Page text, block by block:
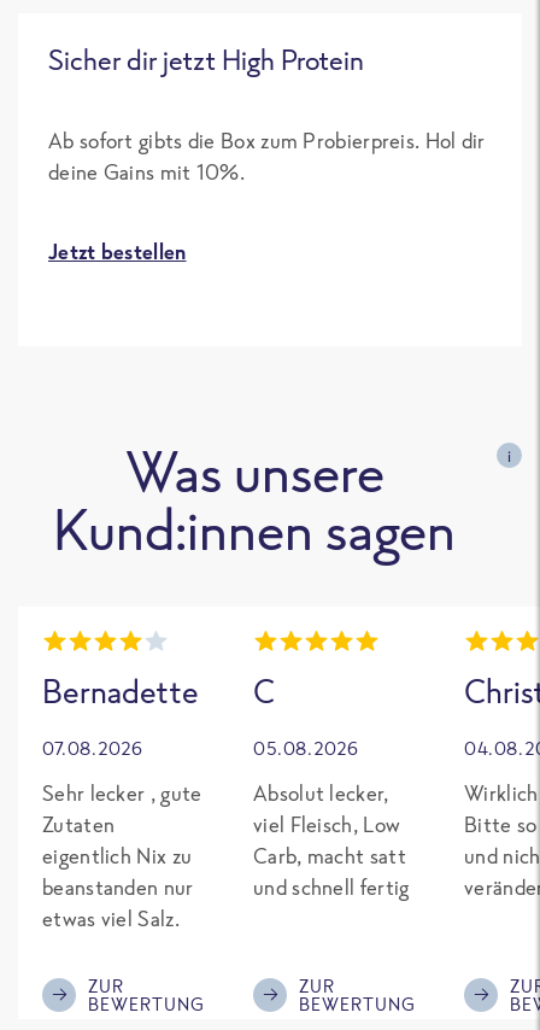
Sicher dir jetzt High Protein
Ab sofort gibts die Box zum Probierpreis. Hol dir
deine Gains mit 10%.
Jetzt bestellen
Was unsere
Kund:innen sagen
i
Bernadette
07.08.2026
Sehr lecker , gute
Zutaten
eigentlich Nix zu
beanstanden nur
etwas viel Salz.
ZUR
BEWERTUNG
C
05.08.2026
Absolut lecker,
viel Fleisch, Low
Carb, macht satt
und schnell fertig
ZUR
BEWERTUNG
Bitte so
und